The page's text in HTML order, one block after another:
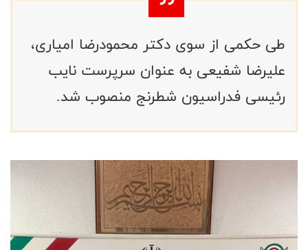
طی حکمی از سوی دکتر محمودرضا امیاری،
علیرضا شفیعی به عنوان سرپرست نایب
رئیسی فدراسیون شطرنج منصوب شد.